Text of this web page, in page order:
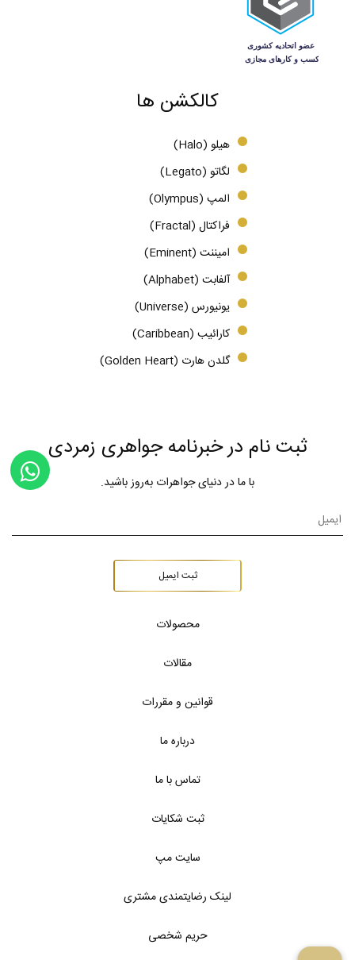
کالکشن ها
هیلو (Halo)
لگاتو (Legato)
المپ (Olympus)
فراکتال (Fractal)
امیننت (Eminent)
آلفابت (Alphabet)
یونیورس (Universe)
کارائیب (Caribbean)
گلدن هارت (Golden Heart)
ثبت نام در خبرنامه جواهری زمردی
با ما در دنیای جواهرات به‌روز باشید.
ثبت ایمیل
محصولات
مقالات
قوانین و مقررات
درباره ما
تماس با ما
ثبت شکایات
سایت مپ
لینک رضایتمندی مشتری
حریم شخصی